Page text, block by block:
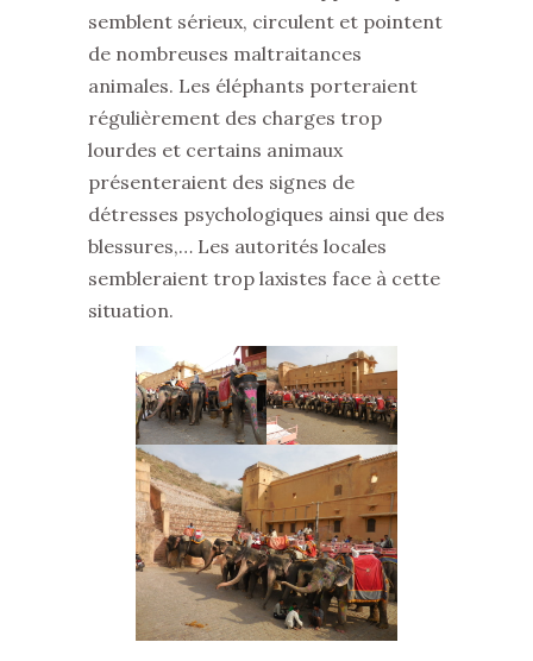
semblent sérieux, circulent et pointent
de nombreuses maltraitances
animales. Les éléphants porteraient
régulièrement des charges trop
lourdes et certains animaux
présenteraient des signes de
détresses psychologiques ainsi que des
blessures,… Les autorités locales
sembleraient trop laxistes face à cette
situation.